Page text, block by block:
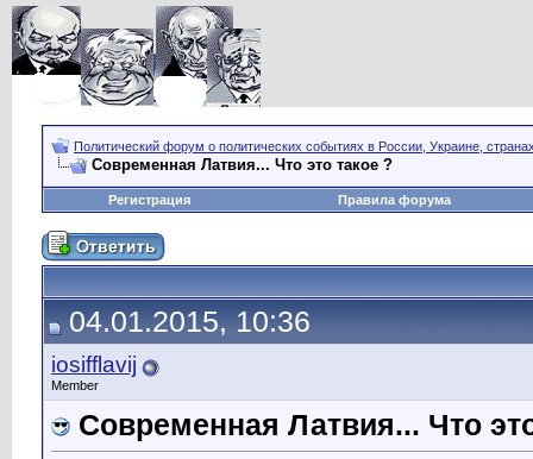
Политический форум о политических событиях в России, Украине,
Современная Латвия... Что это такое ?
Регистрация Правила форума
04.01.2015, 10:36
iosifflavij
Member
Современная Латвия... Что